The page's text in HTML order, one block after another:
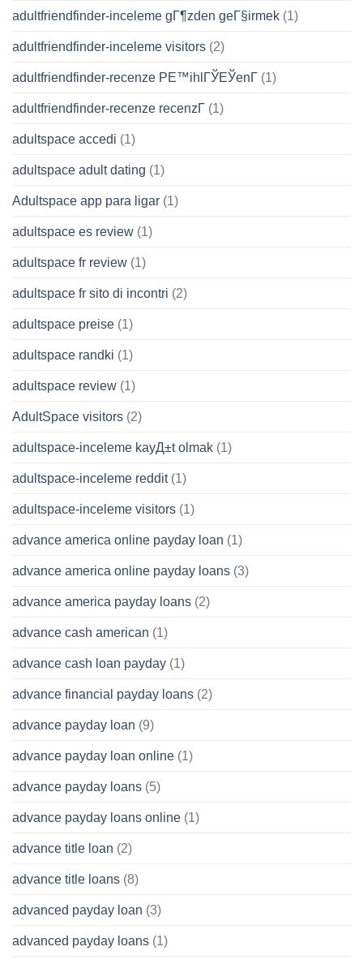
adultfriendfinder-inceleme gГ¶zden geГ§irmek (1)
adultfriendfinder-inceleme visitors (2)
adultfriendfinder-recenze PЕ™ihlГЎЕЎenГ­ (1)
adultfriendfinder-recenze recenzГ­ (1)
adultspace accedi (1)
adultspace adult dating (1)
Adultspace app para ligar (1)
adultspace es review (1)
adultspace fr review (1)
adultspace fr sito di incontri (2)
adultspace preise (1)
adultspace randki (1)
adultspace review (1)
AdultSpace visitors (2)
adultspace-inceleme kayД±t olmak (1)
adultspace-inceleme reddit(1)
adultspace-inceleme visitors (1)
advance america online payday loan (1)
advance america online payday loans (3)
advance america payday loans (2)
advance cash american (1)
advance cash loan payday (1)
advance financial payday loans (2)
advance payday loan (9)
advance payday loan online (1)
advance payday loans (5)
advance payday loans online (1)
advance title loan (2)
advance title loans (8)
advanced payday loan (3)
advanced payday loans (1)